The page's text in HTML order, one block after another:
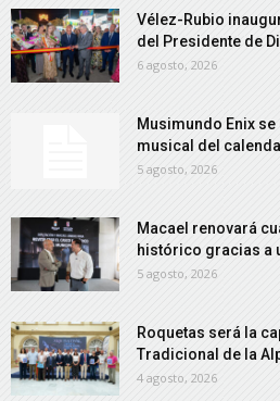
Vélez-Rubio
del Presidente de
6 agosto, 2026
Musimundo Enix
musical del
5 agosto, 2026
Macael renovará
histórico gracias a
5 agosto, 2026
Roquetas será la
Tradicional de la
4 agosto, 2026